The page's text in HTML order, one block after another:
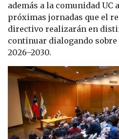
además a la comunidad UC
próximas jornadas que el
directivo realizarán en
continuar dialogando sobre
2026–2030.